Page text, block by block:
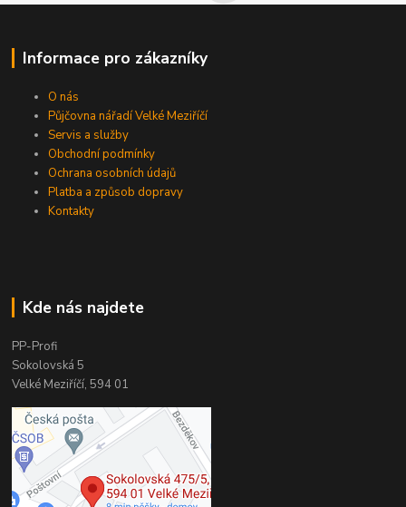
Informace pro zákazníky
O nás
Půjčovna nářadí Velké Meziříčí
Servis a služby
Obchodní podmínky
Ochrana osobních údajů
Platba a způsob dopravy
Kontakty
Kde nás najdete
PP-Profi
Sokolovská 5
Velké Meziříčí, 594 01